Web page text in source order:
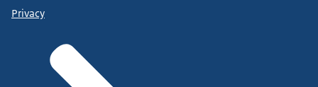
Privacy